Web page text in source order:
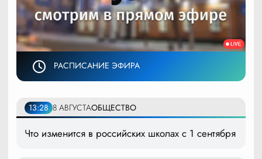
РАСПИСАНИЕ ЭФИРА
13:28 8 АВГУСТАОБЩЕСТВО
Что изменится в российских школах с 1 сентября